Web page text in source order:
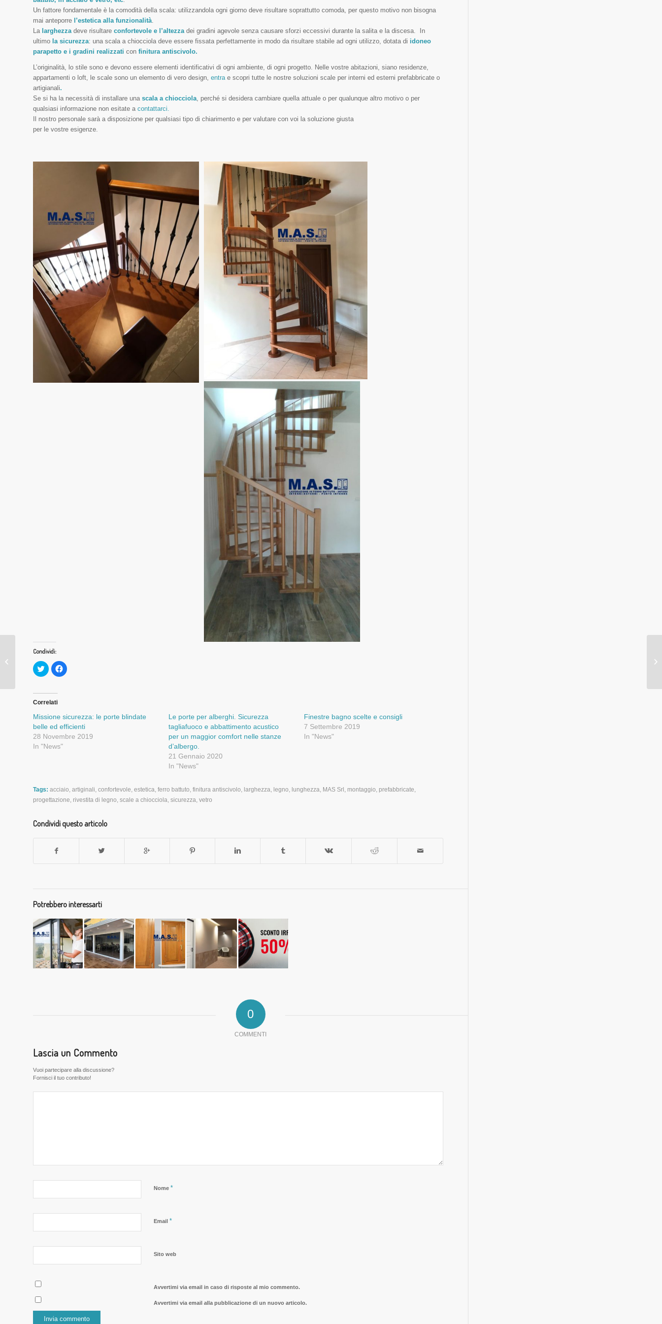
Un fattore fondamentale è la comodità della scala: utilizzandola ogni giorno deve risultare soprattutto comoda, per questo motivo non bisogna
mai anteporre l’estetica alla funzionalità
La larghezza deve risultare confortevole e l’altezza dei gradini agevole senza causare sforzi eccessivi durante la salita e la discesa. In
ultimo la sicurezza: una scala a chiocciola deve essere fissata perfettamente in modo da risultare stabile ad ogni utilizzo, dotata di idoneo
parapetto e i gradini realizzati con finitura antiscivolo.
L’originalità, lo stile sono e devono essere elementi identificativi di ogni ambiente, di ogni progetto. Nelle vostre abitazioni, siano residenze,
appartamenti o loft, le scale sono un elemento di vero design, entra e scopri tutte le nostre soluzioni scale per interni ed esterni prefabbricate o
artigianali.
Se si ha la necessità di installare una scala a chiocciola , perché si desidera cambiare quella attuale o per qualunque altro motivo o per
qualsiasi informazione non esitate a contattarci.
Il nostro personale sarà a disposizione per qualsiasi tipo di chiarimento e per valutare con voi la soluzione giusta
per le vostre esigenze.
Condividi:
Fai
clic
Twitter
apre
in
una
nuova
finestra)
Fai
clic
in
una
nuova
finestra)
Correlati
Missione sicurezza: le porte blindate
belle ed efficienti
28 Novembre 2019
In "News"
Le porte per alberghi. Sicurezza
tagliafuoco e abbattimento acustico
per un maggior comfort nelle stanze
d’albergo.
21 Gennaio 2020
In "News"
Finestre bagno scelte e consigli
7 Settembre 2019
In "News"
Tags: acciaio artiginali confortevole estetica ferro battuto finitura antiscivolo larghezza legno lunghezza MAS Srl montaggio prefabbricate
progettazione
rivestita di legno scale a chiocciola sicurezza vetro
Condividi questo articolo
Potrebbero interessarti
0
COMMENTI
Lascia un Commento
Vuoi partecipare alla discussione?
Fornisci il tuo contributo!
Nome *
Email *
Sito web
Avvertimi via email in caso di risposte al mio commento.
Avvertimi via email alla pubblicazione di un nuovo articolo.
Infissi a meta’ prezzo
sconto immediato in
fattura da Mas Srl